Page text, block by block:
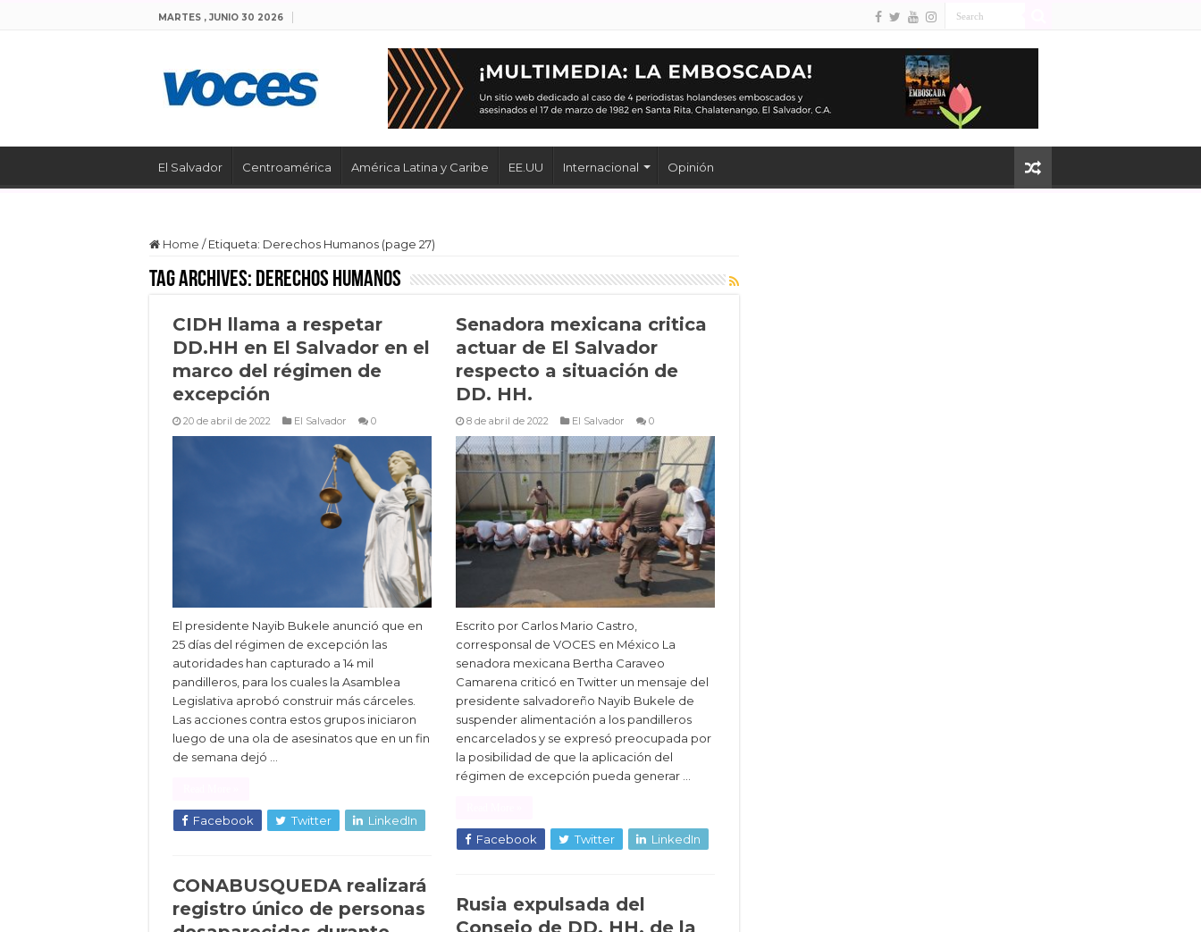
MARTES , JUNIO 30 2026
El Salvador Centroamérica América Latina y Caribe EE.UU Internacional Opinión
Home / Etiqueta: Derechos Humanos (page 27)
Tag Archives: Derechos Humanos
CIDH llama a respetar
DD.HH en El Salvador en el
marco del régimen de
excepción
20 de abril de 2022 El Salvador 0
El presidente Nayib Bukele anunció que en
25 días del régimen de excepción las
autoridades han capturado a 14 mil
pandilleros, para los cuales la Asamblea
Legislativa aprobó construir más cárceles.
Las acciones contra estos grupos iniciaron
luego de una ola de asesinatos que en un fin
de semana dejó …
Facebook Twitter LinkedIn
Senadora mexicana critica
actuar de El Salvador
respecto a situación de
DD. HH.
8 de abril de 2022 El Salvador 0
Escrito por Carlos Mario Castro,
corresponsal de VOCES en México La
senadora mexicana Bertha Caraveo
Camarena criticó en Twitter un mensaje del
presidente salvadoreño Nayib Bukele de
suspender alimentación a los pandilleros
encarcelados y se expresó preocupada por
la posibilidad de que la aplicación del
régimen de excepción pueda generar …
Facebook Twitter LinkedIn
CONABUSQUEDA realizará
registro único de personas
Rusia expulsada del
Consejo de DD. HH. de la